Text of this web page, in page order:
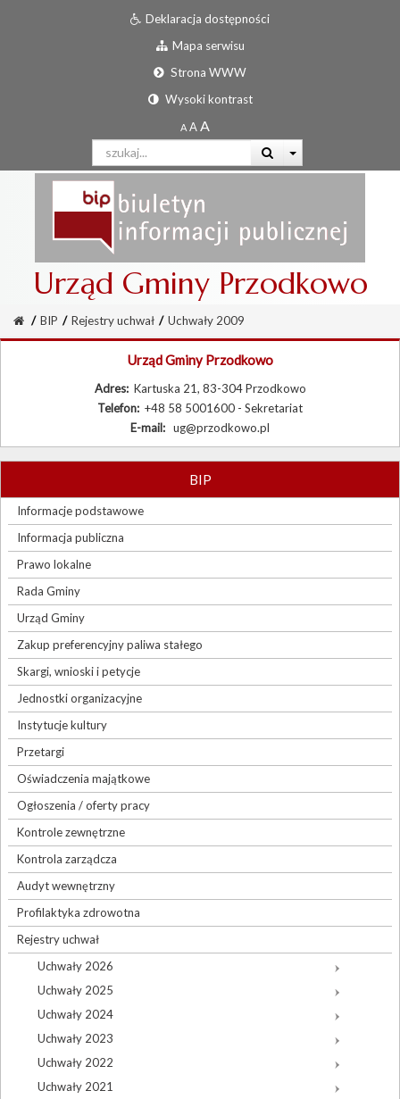
Deklaracja dostępności
Mapa serwisu
Strona WWW
Wysoki kontrast
Urząd Gminy Przodkowo
/ BIP / Rejestry uchwał / Uchwały 2009
Urząd Gminy Przodkowo
Adres: Kartuska 21, 83-304 Przodkowo
Telefon: +48 58 5001600 - Sekretariat
E-mail: ug@przodkowo.pl
BIP
Informacje podstawowe
Informacja publiczna
Prawo lokalne
Rada Gminy
Urząd Gminy
Zakup preferencyjny paliwa stałego
Skargi, wnioski i petycje
Jednostki organizacyjne
Instytucje kultury
Przetargi
Oświadczenia majątkowe
Ogłoszenia / oferty pracy
Kontrole zewnętrzne
Kontrola zarządcza
Audyt wewnętrzny
Profilaktyka zdrowotna
Rejestry uchwał
Uchwały 2026
Uchwały 2025
Uchwały 2024
Uchwały 2023
Uchwały 2022
Uchwały 2021